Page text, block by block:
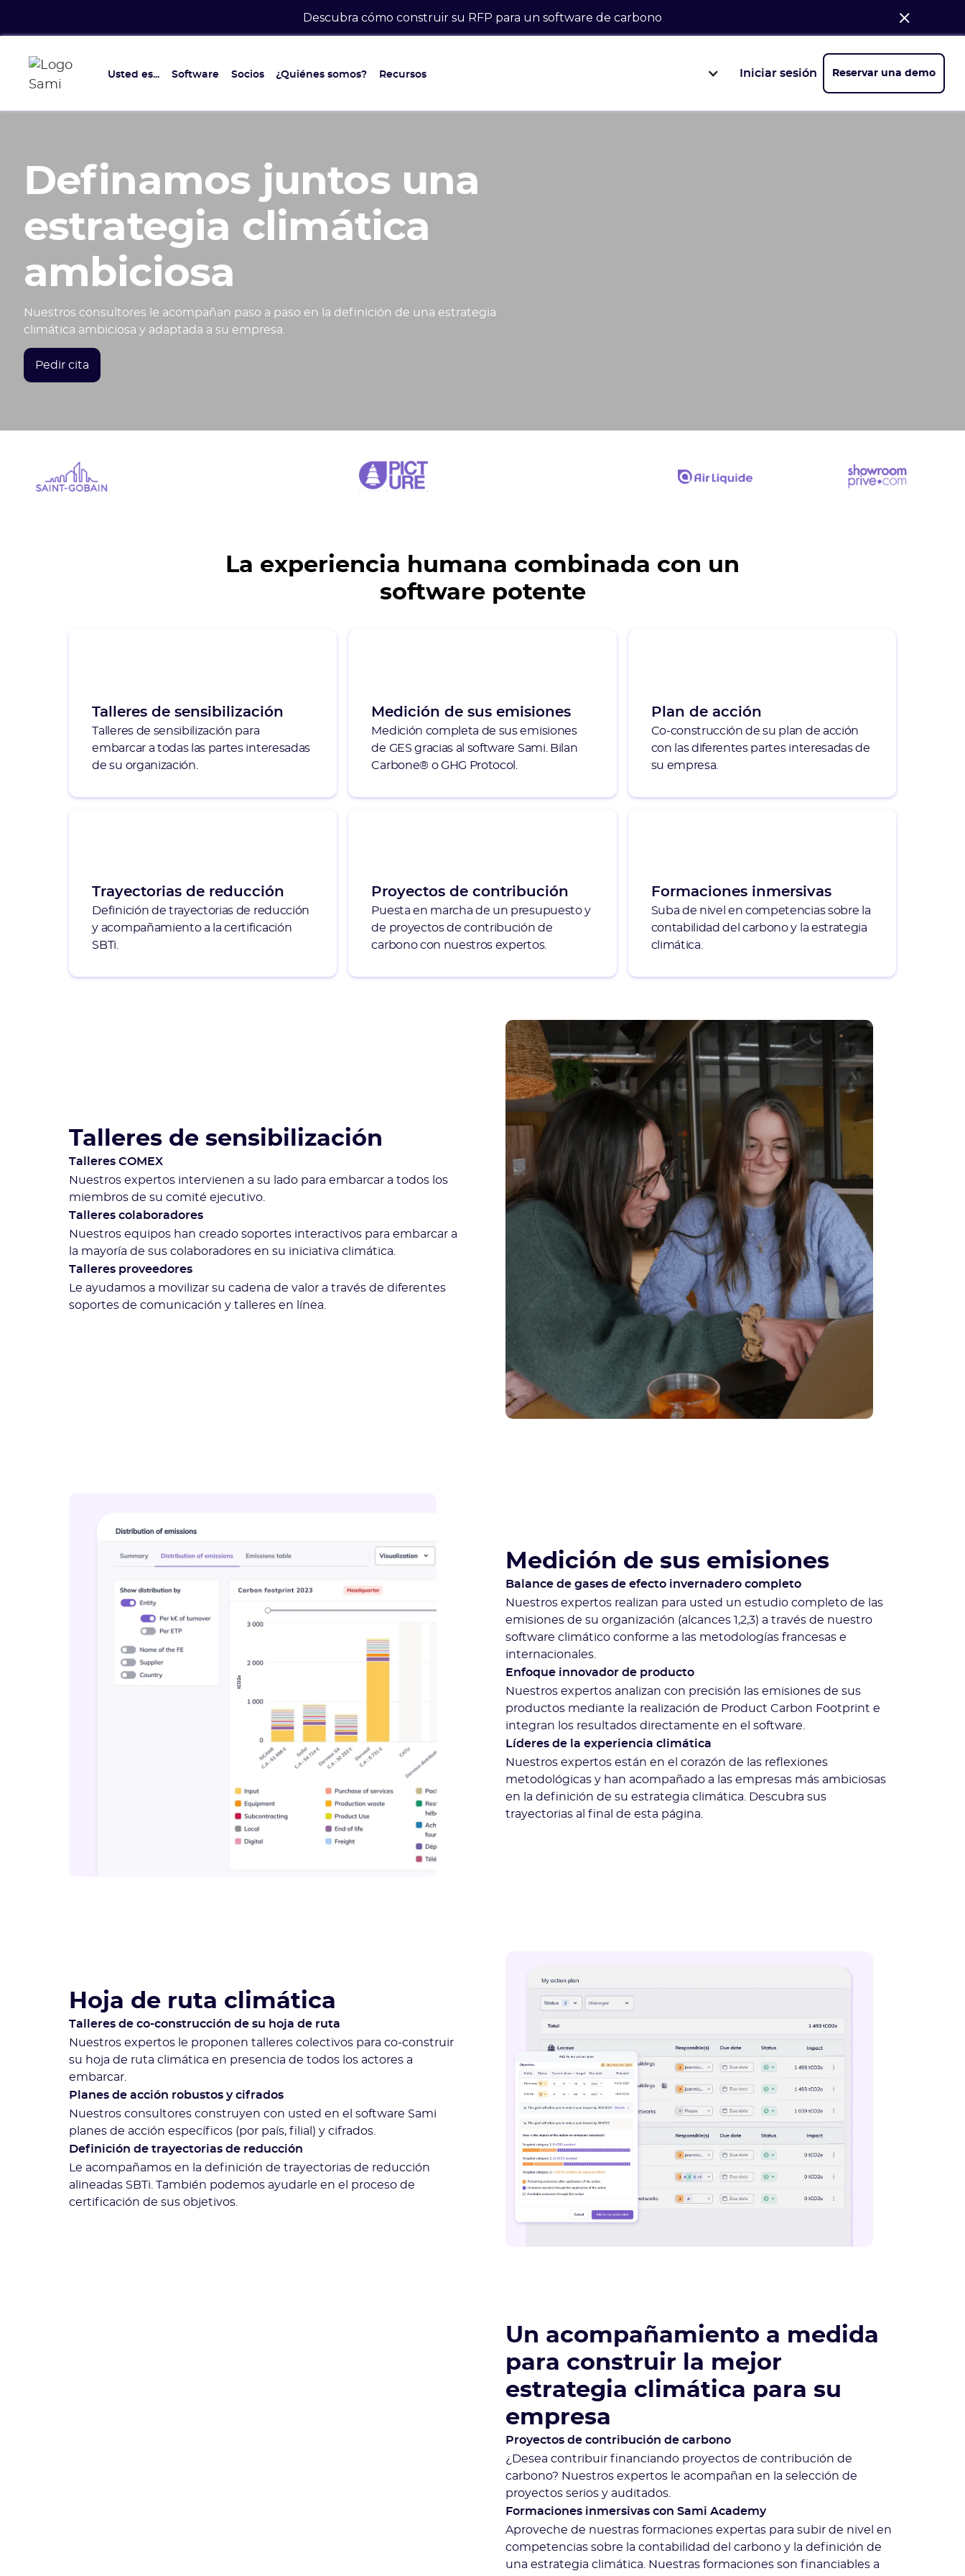
Descubra cómo construir su RFP para un software de carbono
Usted es... Software Socios ¿Quiénes somos? Recursos Iniciar sesión Reservar una demo
Definamos juntos una
estrategia climática
ambiciosa
Nuestros consultores le acompañan paso a paso en la definición de una estrategia
climática ambiciosa y adaptada a su empresa.
Pedir cita
La experiencia humana combinada con un
software potente
Talleres de sensibilización
Talleres de sensibilización para
embarcar a todas las partes interesadas
de su organización.
Medición de sus emisiones
Medición completa de sus emisiones
de GES gracias al software Sami. Bilan
Carbone® o GHG Protocol.
Plan de acción
Co-construcción de su plan de acción
con las diferentes partes interesadas de
su empresa.
Trayectorias de reducción
Definición de trayectorias de reducción
y acompañamiento a la certificación
SBTi.
Proyectos de contribución
Puesta en marcha de un presupuesto y
de proyectos de contribución de
carbono con nuestros expertos.
Formaciones inmersivas
Suba de nivel en competencias sobre la
contabilidad del carbono y la estrategia
climática.
Talleres de sensibilización
Talleres COMEX
Nuestros expertos intervienen a su lado para embarcar a todos los
miembros de su comité ejecutivo.
Talleres colaboradores
Nuestros equipos han creado soportes interactivos para embarcar a
la mayoría de sus colaboradores en su iniciativa climática.
Talleres proveedores
Le ayudamos a movilizar su cadena de valor a través de diferentes
soportes de comunicación y talleres en línea.
Medición de sus emisiones
Balance de gases de efecto invernadero completo
Nuestros expertos realizan para usted un estudio completo de las
emisiones de su organización (alcances 1,2,3) a través de nuestro
software climático conforme a las metodologías francesas e
internacionales.
Enfoque innovador de producto
Nuestros expertos analizan con precisión las emisiones de sus
productos mediante la realización de Product Carbon Footprint e
integran los resultados directamente en el software.
Líderes de la experiencia climática
Nuestros expertos están en el corazón de las reflexiones
metodológicas y han acompañado a las empresas más ambiciosas
en la definición de su estrategia climática. Descubra sus
trayectorias al final de esta página.
Hoja de ruta climática
Talleres de co-construcción de su hoja de ruta
Nuestros expertos le proponen talleres colectivos para co-construir
su hoja de ruta climática en presencia de todos los actores a
embarcar.
Planes de acción robustos y cifrados
Nuestros consultores construyen con usted en el software Sami
planes de acción específicos (por país, filial) y cifrados.
Definición de trayectorias de reducción
Le acompañamos en la definición de trayectorias de reducción
alineadas SBTi. También podemos ayudarle en el proceso de
certificación de sus objetivos.
Un acompañamiento a medida
para construir la mejor
estrategia climática para su
empresa
Proyectos de contribución de carbono
¿Desea contribuir financiando proyectos de contribución de
carbono? Nuestros expertos le acompañan en la selección de
proyectos serios y auditados.
Formaciones inmersivas con Sami Academy
Aproveche de nuestras formaciones expertas para subir de nivel en
competencias sobre la contabilidad del carbono y la definición de
una estrategia climática. Nuestras formaciones son financiables a